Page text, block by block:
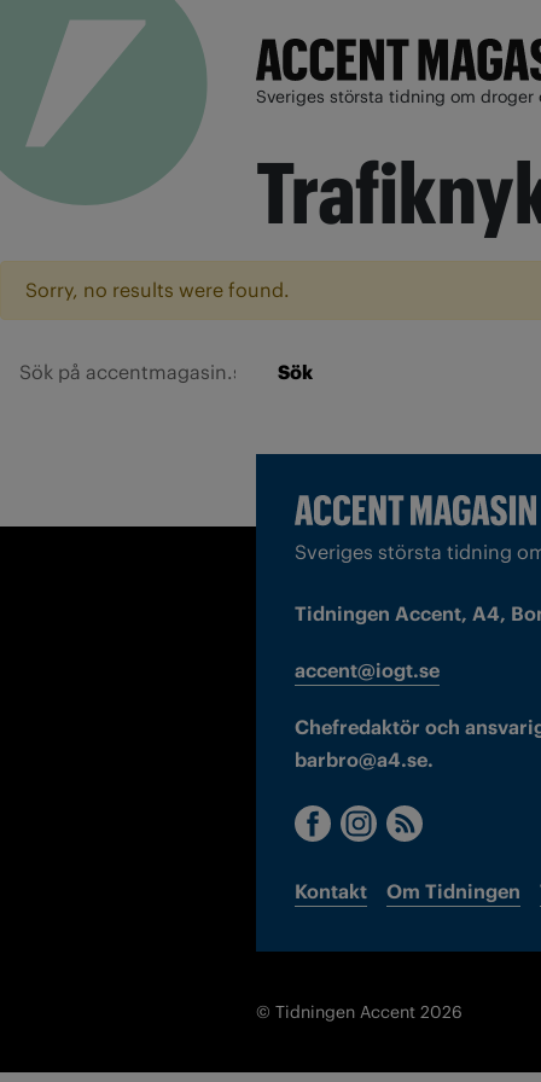
Sveriges största tidning om droger
Sorry, no results were found.
Sök
Sveriges största tidning
Tidningen Accent, A4,
accent@iogt.se
Chefredaktör och
barbro@a4.se.
Kontakt Om Tidningen
© Tidningen Accent 2026